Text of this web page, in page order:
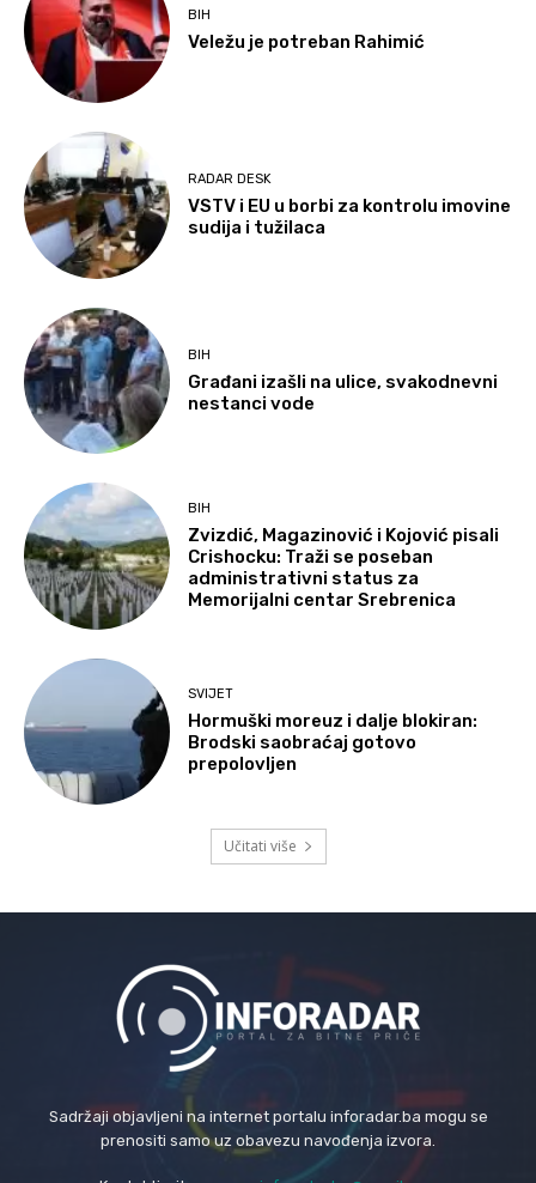
BIH
Veležu je potreban Rahimić
RADAR DESK
VSTV i EU u borbi za kontrolu imovine
sudija i tužilaca
BIH
Građani izašli na ulice, svakodnevni
nestanci vode
BIH
Zvizdić, Magazinović i Kojović pisali
Crishocku: Traži se poseban
administrativni status za
Memorijalni centar Srebrenica
SVIJET
Hormuški moreuz i dalje blokiran:
Brodski saobraćaj gotovo
prepolovljen
Učitati više
Sadržaji objavljeni na internet portalu inforadar.ba mogu se
prenositi samo uz obavezu navođenja izvora.